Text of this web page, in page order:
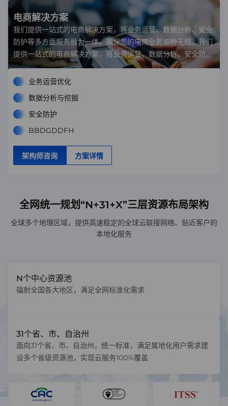
电商解决方案
我们提供一站式的电商解决方案，将业务运营、数据分析、安全
防护等多方面服务融为一体，确保您的电商业务顺畅无阻。我们
提供一站式的电商解决方案，将业务运营、数据分析、安全防护
等多方面服务融为一体，确保您的电商业务顺畅无阻。
业务运营优化
数据分析与挖掘
安全防护
BBDGDDFH
架构师咨询 方案详情
全网统一规划“N+31+X”三层资源布局架构
全球多个地理区域，提供高速稳定的全球云联接网络、贴近客户的
本地化服务
N个中心资源池
辐射全国各大地区，满足全网标准化需求
31个省、市、自治州
面向31个省、市、自治州，统一标准，满足属地化用户需求建
设多个省级资源池，实现云服务100%覆盖